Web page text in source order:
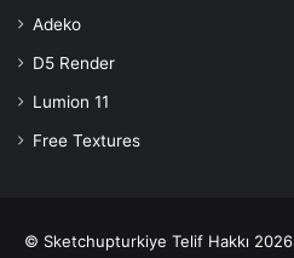
bonusu
veren
Adeko
D5 Render
Lumion 11
Free Textures
© Sketchupturkiye Telif Hakkı 2026,